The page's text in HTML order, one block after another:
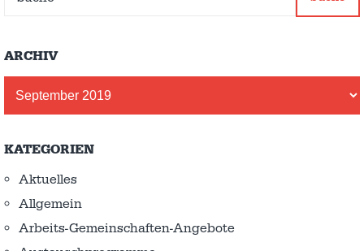
ARCHIV
KATEGORIEN
Aktuelles
Allgemein
Arbeits-Gemeinschaften-Angebote